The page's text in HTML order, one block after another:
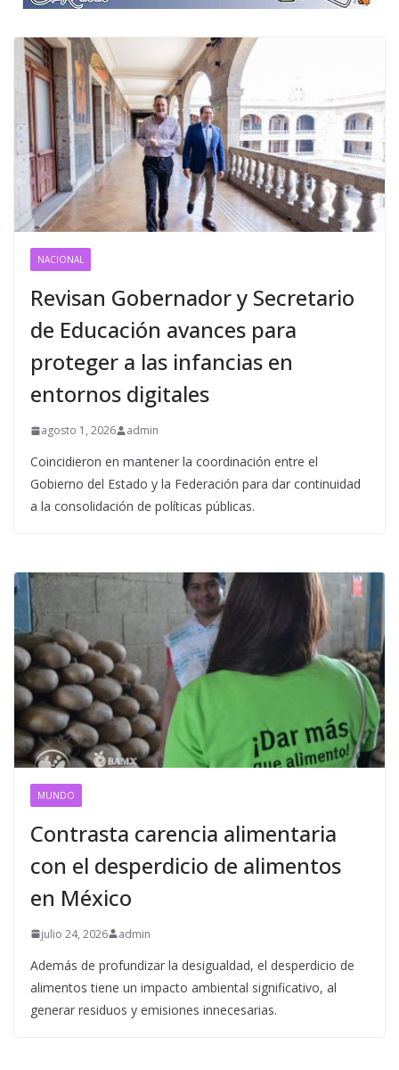
NACIONAL
Revisan Gobernador y Secretario
de Educación avances para
proteger a las infancias en
entornos digitales
agosto 1, 2026 admin
Coincidieron en mantener la coordinación entre el
Gobierno del Estado y la Federación para dar continuidad
a la consolidación de políticas públicas.
MUNDO
Contrasta carencia alimentaria
con el desperdicio de alimentos
en México
julio 24, 2026 admin
Además de profundizar la desigualdad, el desperdicio de
alimentos tiene un impacto ambiental significativo, al
generar residuos y emisiones innecesarias.